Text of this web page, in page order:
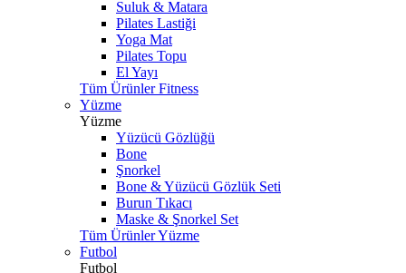
Suluk & Matara
Pilates Lastiği
Yoga Mat
Pilates Topu
El Yayı
Tüm Ürünler Fitness
Yüzme
Yüzme
Yüzücü Gözlüğü
Bone
Şnorkel
Bone & Yüzücü Gözlük Seti
Burun Tıkacı
Maske & Şnorkel Set
Tüm Ürünler Yüzme
Futbol
Futbol